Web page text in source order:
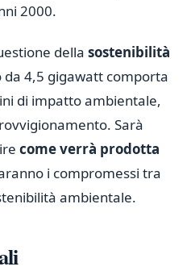
2000.
della sostenibilità
da 4,5 gigawatt comporta
di impatto ambientale,
Sarà
come verrà prodotta
i compromessi tra
ambientale.